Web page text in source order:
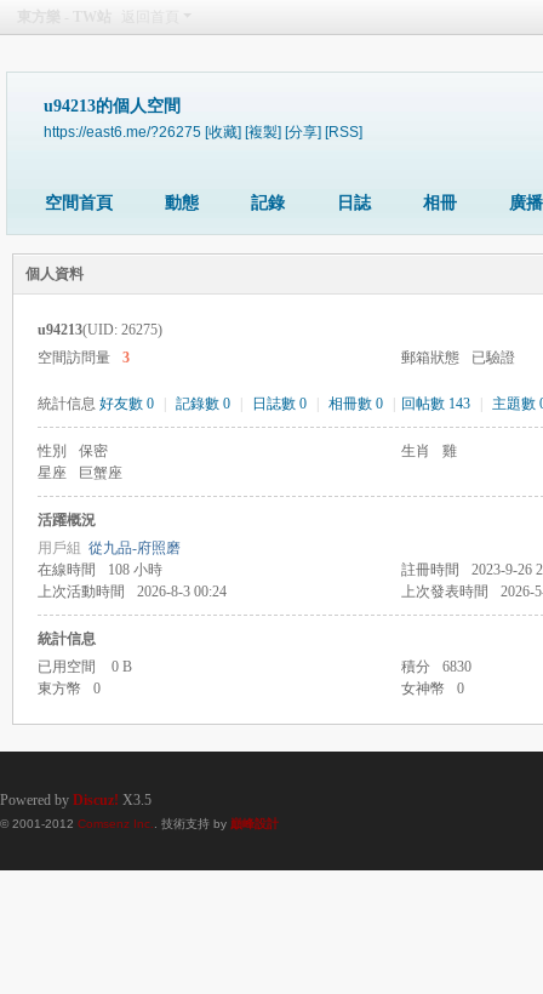
u94213的個人空間
https://east6.me/?26275 [收藏] [複製] [分享] [RSS]
空間首頁 動態 記錄 日誌 相冊 廣播
個人資料
u94213(UID: 26275)
空間訪問量
3 郵箱狀態 已驗證
統計信息 好友數 0 記錄數 0 日誌數 0 相冊數 0 回帖數 143 主題數
性別 保密 生肖
雞
星座
巨蟹座
活躍概況
用戶組 從九品-府照磨
在線時間
108 小時 註冊時間
2023-9-26
上次活動時間
2026-8-3 00:24 上次發表時間 2026-
統計信息
已用空間
0 B 積分
6830
東方幣
0 女神幣 0
Powered by Discuz! X3.5
© 2001-2012 Comsenz Inc. . 技術支持 by 巔峰設計